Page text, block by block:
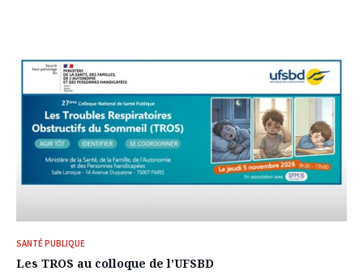
SANTÉ PUBLIQUE
Les TROS au colloque de l’UFSBD